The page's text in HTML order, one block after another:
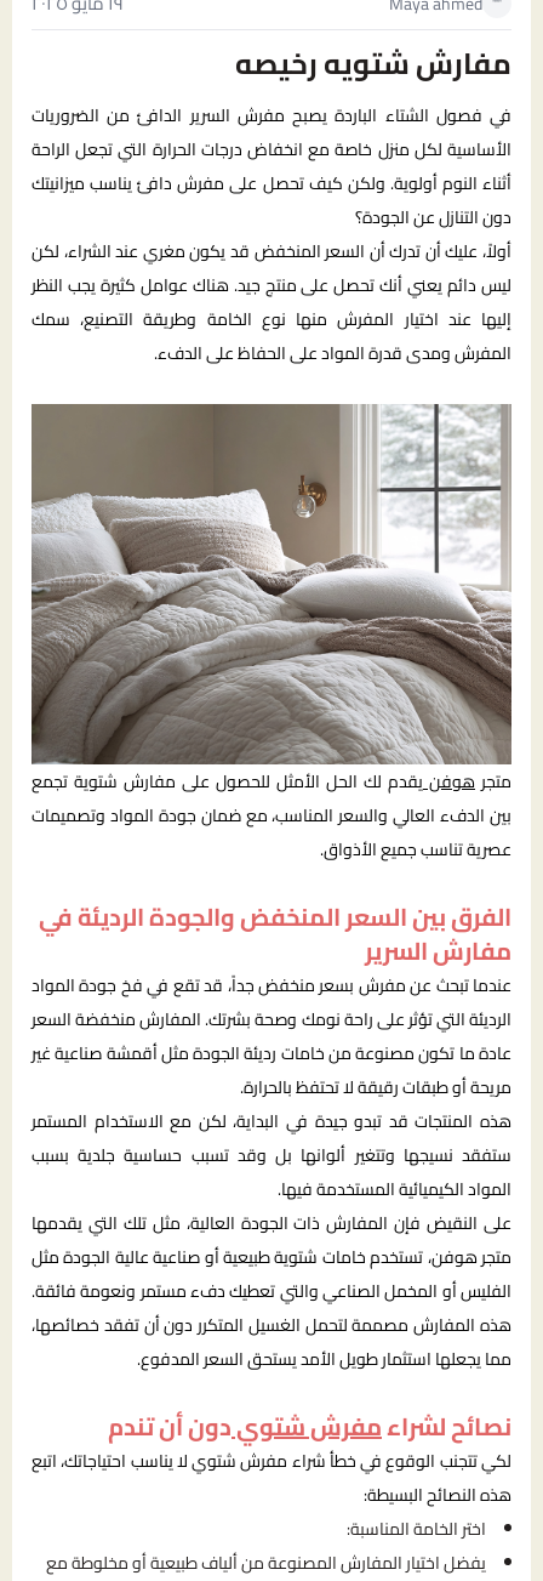
مفارش شتويه رخيصه
في فصول الشتاء الباردة يصبح مفرش السرير الدافئ من الضروريات
الأساسية لكل منزل خاصة مع انخفاض درجات الحرارة التي تجعل الراحة
أثناء النوم أولوية. ولكن كيف تحصل على مفرش دافئ يناسب ميزانيتك
دون التنازل عن الجودة؟
أولاً، عليك أن تدرك أن السعر المنخفض قد يكون مغري عند الشراء، لكن
ليس دائم يعني أنك تحصل على منتج جيد. هناك عوامل كثيرة يجب النظر
إليها عند اختيار المفرش منها نوع الخامة وطريقة التصنيع، سمك
المفرش ومدى قدرة المواد على الحفاظ على الدفء.
متجر هوفنيقدم لك الحل الأمثل للحصول على مفارش شتوية تجمع
بين الدفء العالي والسعر المناسب، مع ضمان جودة المواد وتصميمات
عصرية تناسب جميع الأذواق.
الفرق بين السعر المنخفض والجودة الرديئة في
مفارش السرير
عندما تبحث عن مفرش بسعر منخفض جداً، قد تقع في فخ جودة المواد
الرديئة التي تؤثر على راحة نومك وصحة بشرتك. المفارش منخفضة السعر
عادة ما تكون مصنوعة من خامات رديئة الجودة مثل أقمشة صناعية غير
مريحة أو طبقات رقيقة لا تحتفظ بالحرارة.
هذه المنتجات قد تبدو جيدة في البداية، لكن مع الاستخدام المستمر
ستفقد نسيجها وتتغير ألوانها بل وقد تسبب حساسية جلدية بسبب
المواد الكيميائية المستخدمة فيها.
على النقيض فإن المفارش ذات الجودة العالية، مثل تلك التي يقدمها
متجر هوفن، تستخدم خامات شتوية طبيعية أو صناعية عالية الجودة مثل
الفليس أو المخمل الصناعي والتي تعطيك دفء مستمر ونعومة فائقة.
هذه المفارش مصممة لتحمل الغسيل المتكرر دون أن تفقد خصائصها،
مما يجعلها استثمار طويل الأمد يستحق السعر المدفوع.
نصائح لشراءمفرش شتويدون أن تندم
لكي تتجنب الوقوع في خطأ شراء مفرش شتوي لا يناسب احتياجاتك، اتبع
هذه النصائح البسيطة:
اختر الخامة المناسبة:
يفضل اختيار المفارش المصنوعة من ألياف طبيعية أو مخلوطة مع